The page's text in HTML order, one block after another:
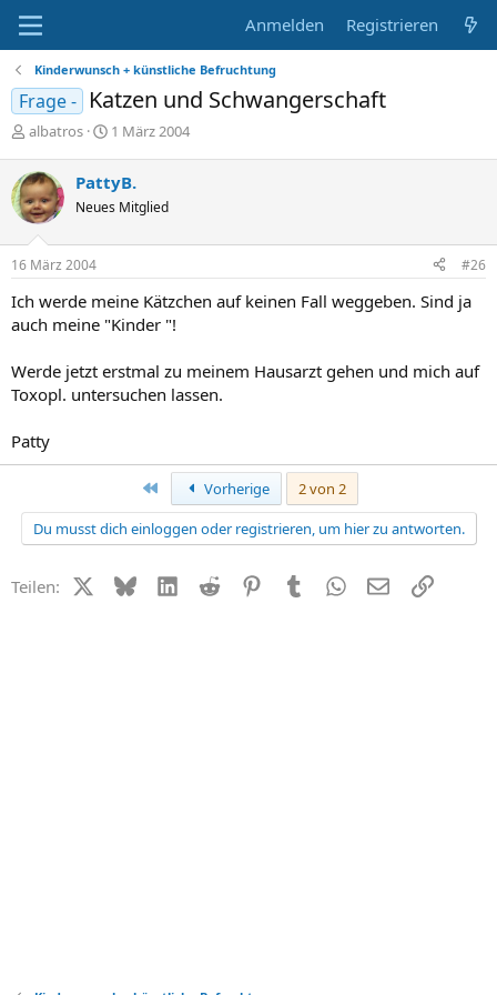
Anmelden Registrieren
Kinderwunsch + künstliche Befruchtung
Frage - Katzen und Schwangerschaft
E
s
t
e
l
l
e
albatros
E
t
e
l
m
1 März 2004
PattyB.
Neues Mitglied
16 März 2004 #26
Ich werde meine Kätzchen auf keinen Fall weggeben. Sind ja
auch meine "Kinder "!
Werde jetzt erstmal zu meinem Hausarzt gehen und mich auf
Toxopl. untersuchen lassen.
Patty
Erste Vorherige
2 von 2
Du musst dich einloggen oder registrieren, um hier zu antworten.
Teilen: X (Twitter)
BlueskyLinkedIn
Reddit PinterestTumblr WhatsApp
E-MailLink